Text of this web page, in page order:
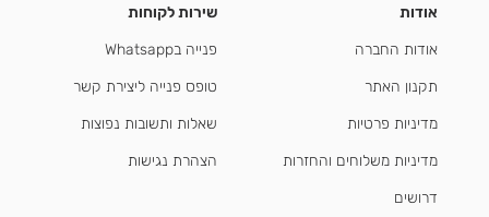
אודות
אודות החברה
תקנון האתר
מדיניות פרטיות
מדיניות משלוחים והחזרות
דרושים
שירות לקוחות
פנייה בWhatsapp
טופס פנייה ליצירת קשר
שאלות ותשובות נפוצות
הצהרת נגישות